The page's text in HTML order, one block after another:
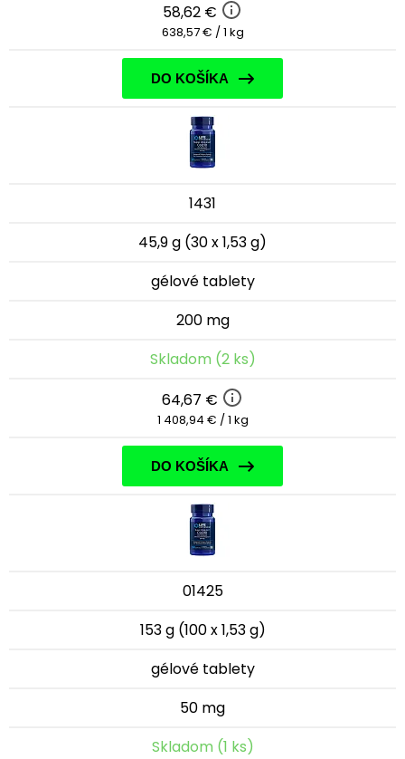
58,62 €
638,57 € / 1 kg
DO KOŠÍKA
1431
45,9 g (30 x 1,53 g)
gélové tablety
200 mg
Skladom (2 ks)
64,67 €
1 408,94 € / 1 kg
DO KOŠÍKA
01425
153 g (100 x 1,53 g)
gélové tablety
50 mg
Skladom (1 ks)